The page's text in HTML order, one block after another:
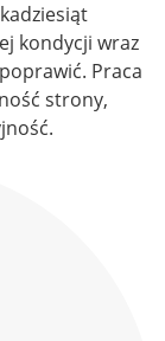
kondycji wraz
Praca
strony,